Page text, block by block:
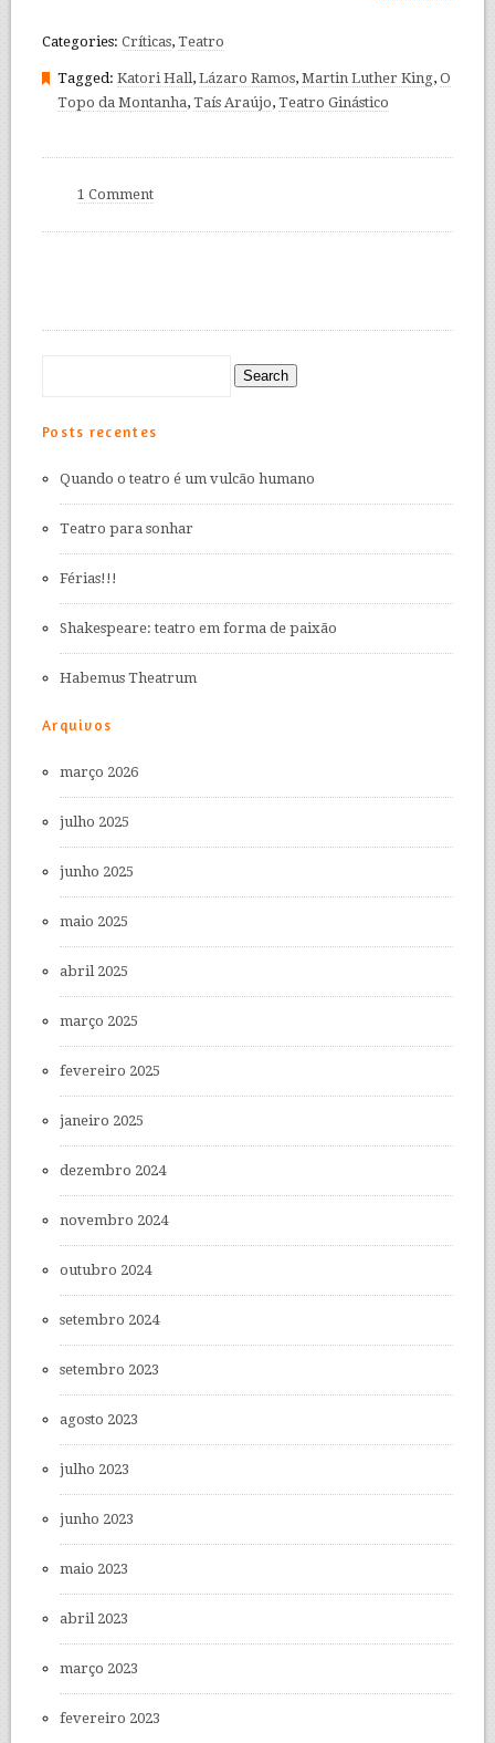
Categories: Críticas, Teatro
Tagged: Katori Hall , Lázaro Ramos, Martin Luther King, O
Topo da Montanha, Taís Araújo, Teatro Ginástico
1 Comment
Posts recentes
Quando o teatro é um vulcão humano
Teatro para sonhar
Férias!!!
Shakespeare: teatro em forma de paixão
Habemus Theatrum
Arquivos
março 2026
julho 2025
junho 2025
maio 2025
abril 2025
março 2025
fevereiro 2025
janeiro 2025
dezembro 2024
novembro 2024
outubro 2024
setembro 2024
setembro 2023
agosto 2023
julho 2023
junho 2023
maio 2023
abril 2023
março 2023
fevereiro 2023